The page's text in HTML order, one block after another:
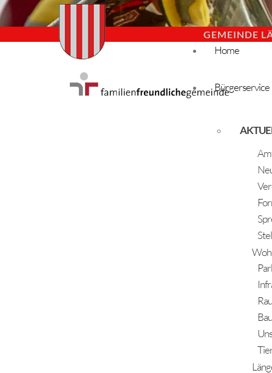
GEMEINDE
Home
Bürgerservice